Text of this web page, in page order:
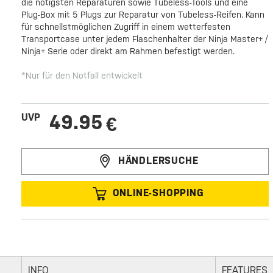
die nötigsten Reparaturen sowie Tubeless-Tools und eine
Plug-Box mit 5 Plugs zur Reparatur von Tubeless-Reifen. Kann
für schnellstmöglichen Zugriff in einem wetterfesten
Transportcase unter jedem Flaschenhalter der Ninja Master+ /
Ninja+ Serie oder direkt am Rahmen befestigt werden.
*Nur für den Notfall entwickelt
UVP 49.95€
HÄNDLERSUCHE
ONLINE-SHOPPING
INFO FEATURES